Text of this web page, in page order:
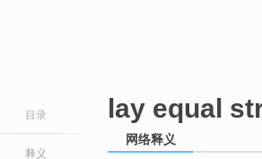
目录
释义
lay equal
网络释义